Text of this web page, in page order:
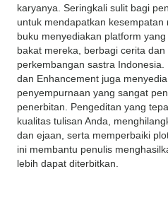
karyanya. Seringkali sulit bagi
untuk mendapatkan
buku menyediakan platform
bakat mereka, berbagi cerita
perkembangan sastra
dan Enhancement juga
penyempurnaan yang sangat
penerbitan. Pengeditan yang
kualitas tulisan Anda,
dan ejaan, serta memperbaiki
ini membantu penulis
lebih dapat diterbitkan.